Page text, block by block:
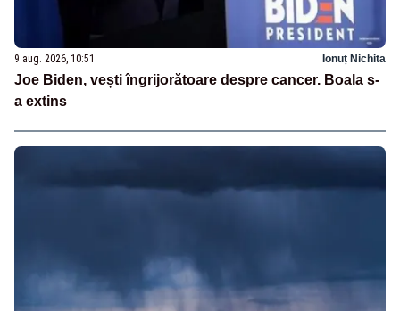
9 aug. 2026, 10:51 Ionuț Nichita
Joe Biden, vești îngrijorătoare despre cancer. Boala s-
a extins